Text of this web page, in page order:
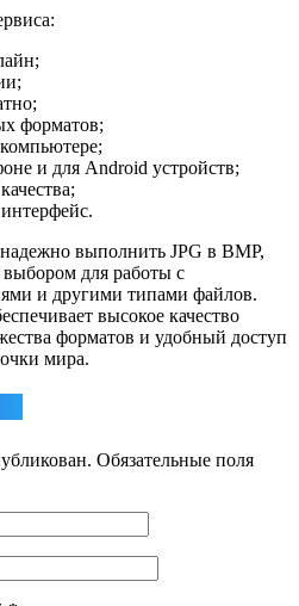
форматов;
и для Android устройств;
выполнить JPG в BMP,
для работы с
и другими типами файлов.
высокое качество
форматов и удобный доступ
мира.
Обязательные поля